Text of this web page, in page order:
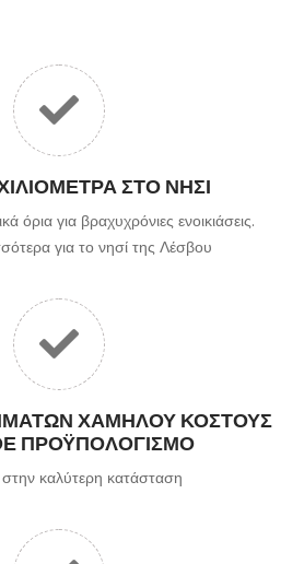
ΣΤΟ ΝΗΣΊ
όρια για βραχυχρόνιες ενοικιάσεις.
για το νησί της Λέσβου
ΧΑΜΗΛΟΎ ΚΌΣΤΟΥΣ
ΠΡΟΫΠΟΛΟΓΙΣΜΌ
καλύτερη κατάσταση